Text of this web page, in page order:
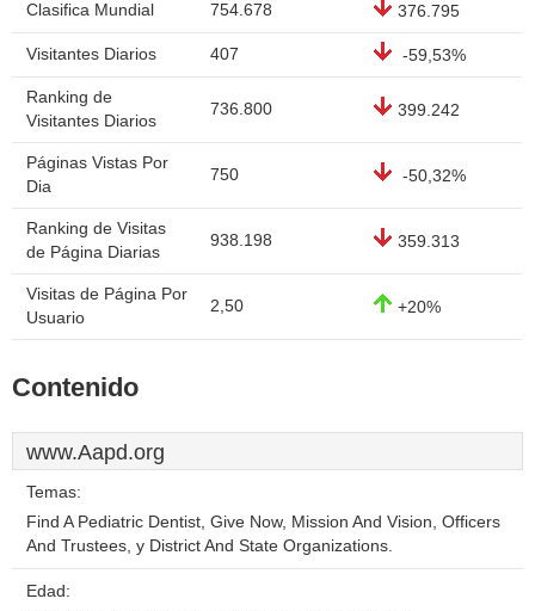
Clasifica Mundial 754.678 376.795
Visitantes Diarios 407 -59,53%
Ranking de
Visitantes Diarios
736.800 399.242
Páginas Vistas Por
Dia
750 -50,32%
Ranking de Visitas
de Página Diarias
938.198 359.313
Visitas de Página Por
Usuario
2,50 +20%
Contenido
www.Aapd.org
Temas:
Find A Pediatric Dentist, Give Now, Mission And Vision, Officers
And Trustees, y District And State Organizations.
Edad: